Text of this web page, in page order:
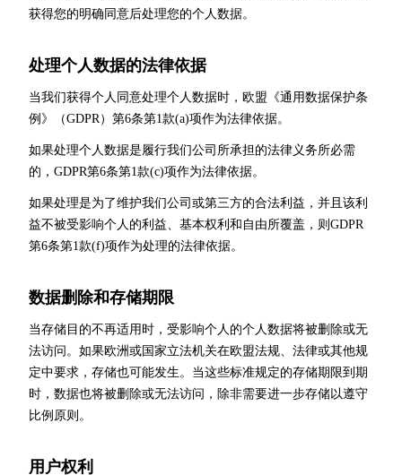
获得您的明确同意后处理您的个人数据。
处理个人数据的法律依据
当我们获得个人同意处理个人数据时，欧盟《通用数据保护条
例》（GDPR）第6条第1款(a)项作为法律依据。
如果处理个人数据是履行我们公司所承担的法律义务所必需
的，GDPR第6条第1款(c)项作为法律依据。
如果处理是为了维护我们公司或第三方的合法利益，并且该利
益不被受影响个人的利益、基本权利和自由所覆盖，则GDPR
第6条第1款(f)项作为处理的法律依据。
数据删除和存储期限
当存储目的不再适用时，受影响个人的个人数据将被删除或无
法访问。如果欧洲或国家立法机关在欧盟法规、法律或其他规
定中要求，存储也可能发生。当这些标准规定的存储期限到期
时，数据也将被删除或无法访问，除非需要进一步存储以遵守
比例原则。
用户权利